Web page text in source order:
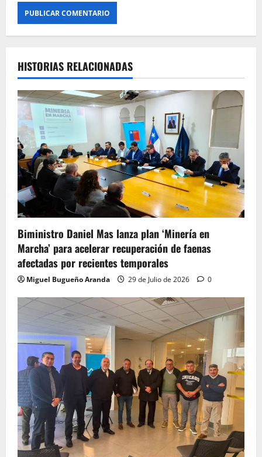
HISTORIAS RELACIONADAS
Biministro Daniel Mas lanza plan ‘Minería en
Marcha’ para acelerar recuperación de faenas
afectadas por recientes temporales
Miguel Bugueño Aranda 29 de Julio de 2026 0